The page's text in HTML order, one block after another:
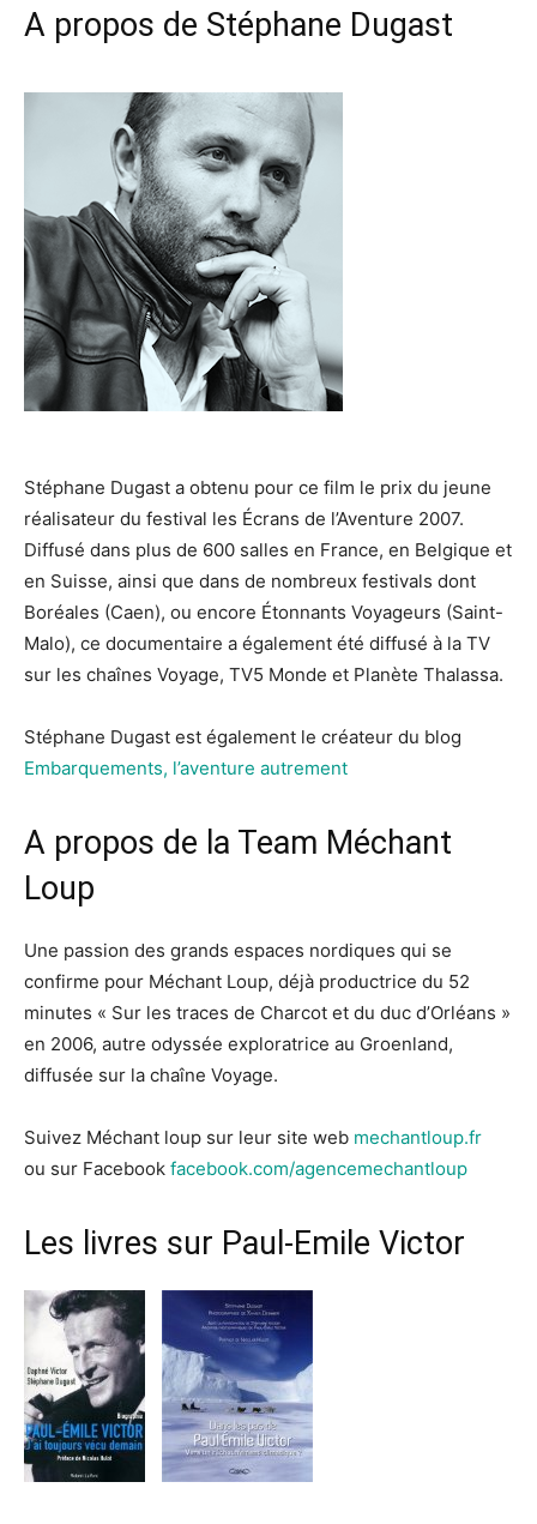
A propos de Stéphane Dugast
Stéphane Dugast a obtenu pour ce film le prix du jeune
réalisateur du festival les Écrans de l’Aventure 2007.
Diffusé dans plus de 600 salles en France, en Belgique et
en Suisse, ainsi que dans de nombreux festivals dont
Boréales (Caen), ou encore Étonnants Voyageurs (Saint-
Malo), ce documentaire a également été diffusé à la TV
sur les chaînes Voyage, TV5 Monde et Planète Thalassa.
Stéphane Dugast est également le créateur du blog
Embarquements, l’aventure autrement
A propos de la Team Méchant
Loup
Une passion des grands espaces nordiques qui se
confirme pour Méchant Loup, déjà productrice du 52
minutes « Sur les traces de Charcot et du duc d’Orléans »
en 2006, autre odyssée exploratrice au Groenland,
diffusée sur la chaîne Voyage.
Suivez Méchant loup sur leur site web mechantloup.fr
ou sur Facebook facebook.com/agencemechantloup
Les livres sur Paul-Emile Victor